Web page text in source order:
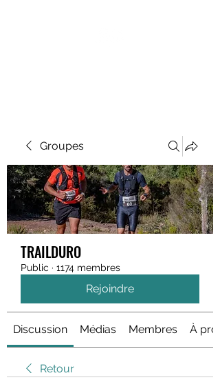
Groupes
TRAILDURO
Public · 1174 membres
Rejoindre
Discussion Médias Membres À
Retour